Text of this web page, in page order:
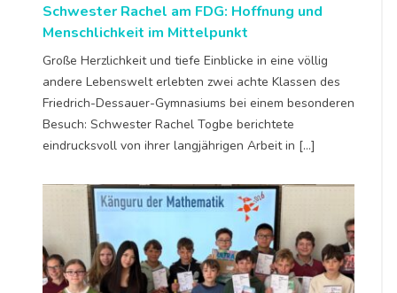
Schwester Rachel am FDG: Hoffnung und
Menschlichkeit im Mittelpunkt
Große Herzlichkeit und tiefe Einblicke in eine völlig
andere Lebenswelt erlebten zwei achte Klassen des
Friedrich-Dessauer-Gymnasiums bei einem besonderen
Besuch: Schwester Rachel Togbe berichtete
eindrucksvoll von ihrer langjährigen Arbeit in […]